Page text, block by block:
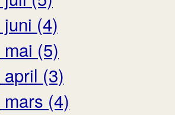
juni (4)
mai (5)
april (3)
mars (4)